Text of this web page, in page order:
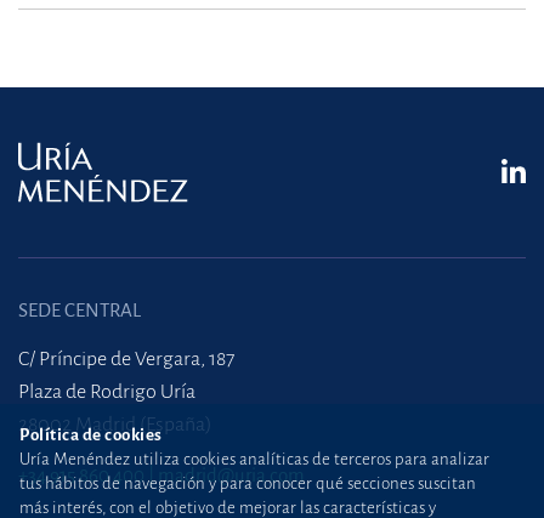
SEDE CENTRAL
C/ Príncipe de Vergara, 187
Plaza de Rodrigo Uría
28002 Madrid (España)
+34 915 860 400 madrid@uria.com
Política de cookies
Uría Menéndez utiliza cookies analíticas de terceros para analizar
tus hábitos de navegación y para conocer qué secciones suscitan
más interés, con el objetivo de mejorar las características y